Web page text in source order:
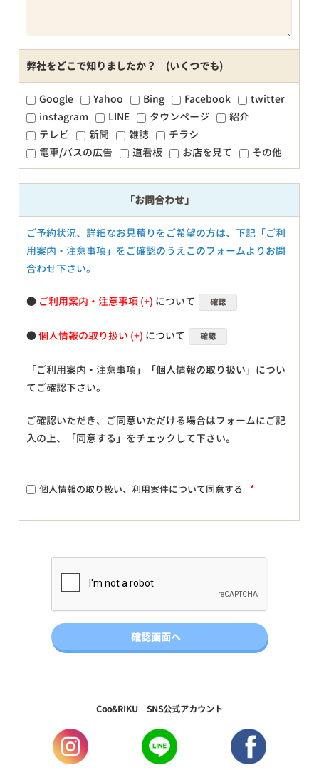
弊社をどこで知りましたか？ (いくつでも)
Google Yahoo Bing Facebook
twitter
instagram
LINE タウンページ
紹介
テレビ
新聞 雑誌
チラシ
電車/バスの広告
道看板 お店を見て その他
「お問合わせ」
ご予約状況、詳細なお見積りをご希望の方は、下記「ご利
用案内・注意事項」をご確認のうえこのフォームよりお問
合わせ下さい。
● ご利用案内・注意事項 について 確認
●個人情報の取り扱い について 確認
「ご利用案内・注意事項」「個人情報の取り扱い」につい
てご確認下さい。
ご確認いただき、ご同意いただける場合はフォームにご記
入の上、「同意する」をチェックして下さい。
個人情報の取り扱い、利用案件について同意する *
Coo&RIKU SNS公式アカウント